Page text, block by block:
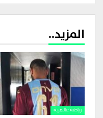
المزيد..
رياضة عالمية